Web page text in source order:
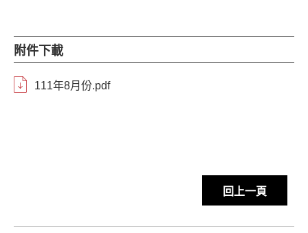
附件下載
111年8月份.pdf
回上一頁